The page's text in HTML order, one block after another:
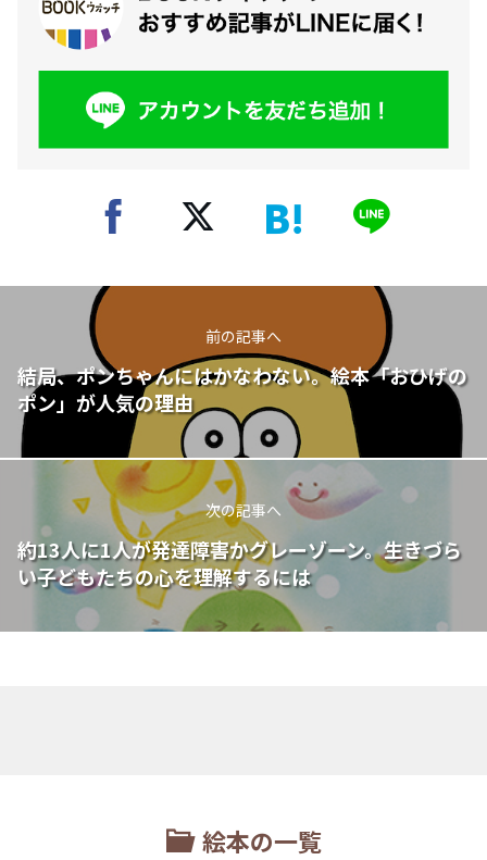
前の記事へ
結局、ポンちゃんにはかなわない。絵本「おひげの
ポン」が人気の理由
次の記事へ
約13人に1人が発達障害かグレーゾーン。生きづら
い子どもたちの心を理解するには
絵本の一覧